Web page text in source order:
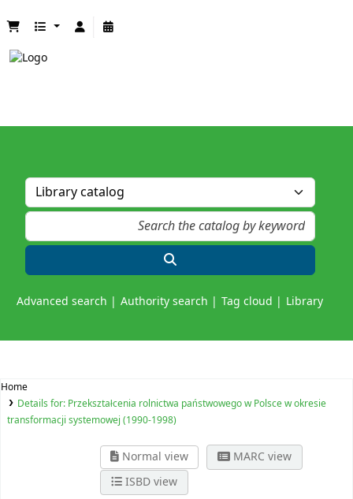
Advanced search Authority search Tag cloud Library
Home
Details for: Przekształcenia rolnictwa państwowego w Polsce w okresie
transformacji systemowej (1990-1998)
Normal view
MARC view
ISBD view